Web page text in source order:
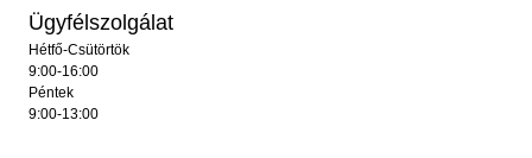
Ügyfélszolgálat
Hétfő-Csütörtök
9:00-16:00
Péntek
9:00-13:00